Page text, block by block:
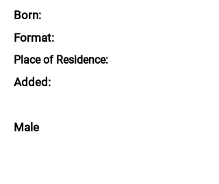
Born:
Format:
Place of Residence:
Added:
Male